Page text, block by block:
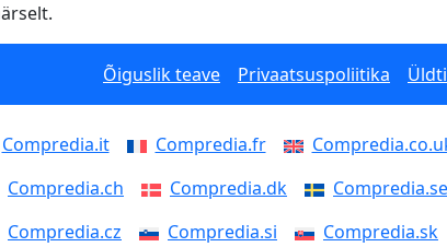
Õiguslik teave Privaatsuspoliitika
Compredia.it Compredia.fr
Compredia.ch Compredia.dk Compredia.se
Compredia.cz Compredia.si Compredia.sk